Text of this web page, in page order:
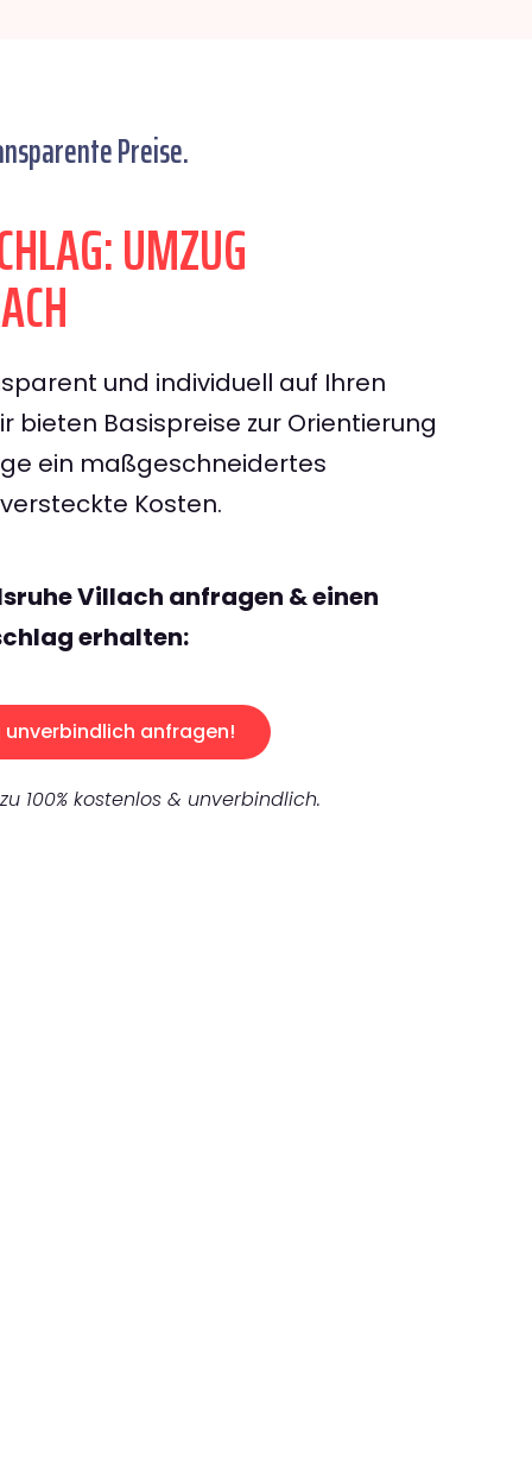
Preise.
UMZUG
und individuell auf Ihren
bieten Basispreise zur Orientierung
ein maßgeschneidertes
Kosten.
Villach anfragen & einen
erhalten:
unverbindlich anfragen!
100% kostenlos & unverbindlich.